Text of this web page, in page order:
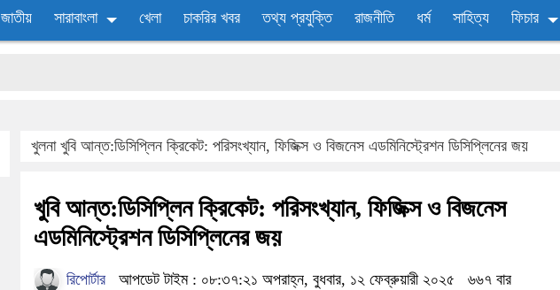
জাতীয় সারাবাংলা খেলা চাকরির খবর তথ্য প্রযুক্তি রাজনীতি ধর্ম সাহিত্য ফিচার
খুলনা খুবি আন্ত:ডিসিপ্লিন ক্রিকেট: পরিসংখ্যান, ফিজিক্স ও বিজনেস এডমিনিস্ট্রেশন ডিসিপ্লিনের জয়
খুবি আন্ত:ডিসিপ্লিন ক্রিকেট: পরিসংখ্যান, ফিজিক্স ও বিজনেস
এডমিনিস্ট্রেশন ডিসিপ্লিনের জয়
রিপোর্টার আপডেট টাইম : ০৮:৩৭:২১ অপরাহ্ন, বুধবার, ১২ ফেব্রুয়ারী ২০২৫ ৬৬৭ বার